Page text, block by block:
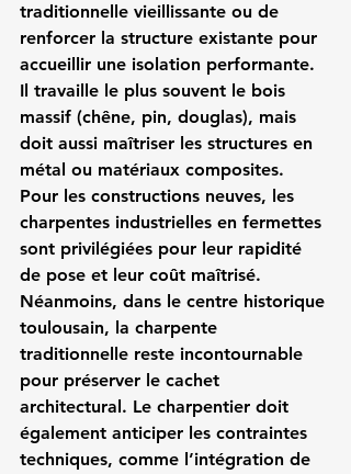
traditionnelle vieillissante ou de
renforcer la structure existante pour
accueillir une isolation performante.
Il travaille le plus souvent le bois
massif (chêne, pin, douglas), mais
doit aussi maîtriser les structures en
métal ou matériaux composites.
Pour les constructions neuves, les
charpentes industrielles en fermettes
sont privilégiées pour leur rapidité
de pose et leur coût maîtrisé.
Néanmoins, dans le centre historique
toulousain, la charpente
traditionnelle reste incontournable
pour préserver le cachet
architectural. Le charpentier doit
également anticiper les contraintes
techniques, comme l’intégration de